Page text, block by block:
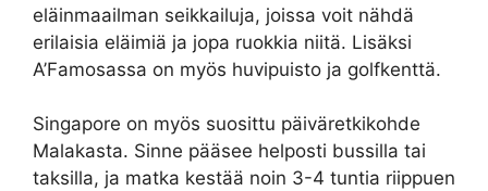
eläinmaailman seikkailuja, joissa voit nähdä
erilaisia eläimiä ja jopa ruokkia niitä. Lisäksi
A’Famosassa on myös huvipuisto ja golfkenttä.
Singapore on myös suosittu päiväretkikohde
Malakasta. Sinne pääsee helposti bussilla tai
taksilla, ja matka kestää noin 3-4 tuntia riippuen